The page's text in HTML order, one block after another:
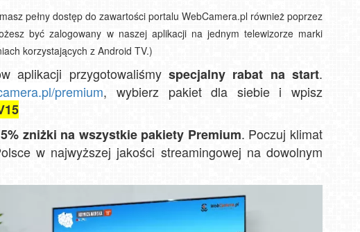
pełny dostęp do zawartości portalu WebCamera.pl również poprzez
być zalogowany w naszej aplikacji na jednym telewizorze marki
korzystających z Android TV.)
aplikacji przygotowaliśmy specjalny rabat na start.
premium, wybierz pakiet dla siebie i wpisz
zniżki na wszystkie pakiety Premium. Poczuj klimat
w najwyższej jakości streamingowej na dowolnym